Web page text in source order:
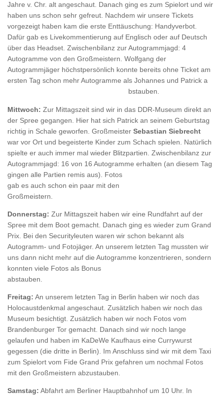
Jahre v. Chr. alt angeschaut. Danach ging es zum Spielort und wir
haben uns schon sehr gefreut. Nachdem wir unsere Tickets
vorgezeigt haben kam die erste Enttäuschung: Handyverbot.
Dafür gab es Livekommentierung auf Englisch oder auf Deutsch
über das Headset. Zwischenbilanz zur Autogrammjagd: 4
Autogramme von den Großmeistern. Wolfgang der
Autogrammjäger höchstpersönlich konnte bereits ohne Ticket am
ersten Tag schon mehr Autogramme als Johannes und Patrick a
bstauben.
Mittwoch: Zur Mittagszeit sind wir in das DDR-Museum direkt an
der Spree gegangen. Hier hat sich Patrick an seinem Geburtstag
richtig in Schale geworfen. Großmeister Sebastian Siebrecht
war vor Ort und begeisterte Kinder zum Schach spielen. Natürlich
spielte er auch immer mal wieder Blitzpartien. Zwischenbilanz zur
Autogrammjagd: 16 von 16 Autogramme erhalten (an diesem Tag
gingen alle Partien remis aus). Fotos
gab es auch schon ein paar mit den
Großmeistern.
Donnerstag: Zur Mittagszeit haben wir eine Rundfahrt auf der
Spree mit dem Boot gemacht. Danach ging es wieder zum Grand
Prix. Bei den Securityleuten waren wir schon bekannt als
Autogramm- und Fotojäger. An unserem letzten Tag mussten wir
uns dann nicht mehr auf die Autogramme konzentrieren, sondern
konnten viele Fotos als Bonus
abstauben.
Freitag: An unserem letzten Tag in Berlin haben wir noch das
Holocaustdenkmal angeschaut. Zusätzlich haben wir noch das
Museum besichtigt. Zusätzlich haben wir noch Fotos vom
Brandenburger Tor gemacht. Danach sind wir noch lange
gelaufen und haben im KaDeWe Kaufhaus eine Currywurst
gegessen (die dritte in Berlin). Im Anschluss sind wir mit dem Taxi
zum Spielort vom Fide Grand Prix gefahren um nochmal Fotos
mit den Großmeistern abzustauben.
Samstag: Abfahrt am Berliner Hauptbahnhof um 10 Uhr. In